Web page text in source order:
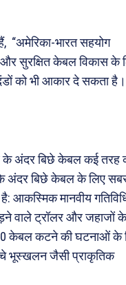
“अमेरिका-भारत सहयोग
और सुरक्षित केबल विकास के
को भी आकार दे सकता
के अंदर ​बिछे केबल कई तरह
के अंदर ​बिछे केबल के लिए
मानवीय
वाले ट्रॉलर और जहाजों के
केबल कटने की घटनाओं के
भूस्खलन जैसी प्राकृतिक